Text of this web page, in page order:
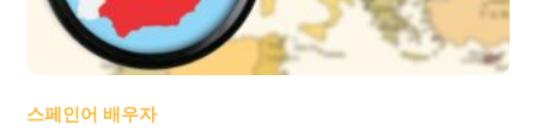
스페인어 배우자